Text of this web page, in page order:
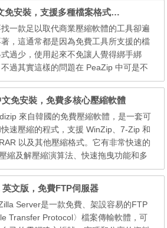
、CPIO、DEB、ENC、GCA、GZ、GZ
、IMG、ISO、JAR、LHA、LIB、LZ
、MBF、MIM、NRG、PAK、PDI、
RAR、RPM、TAR、TAZ、TBZ、TG
、UUE、WAR、XPI、XXE、YZ1、Z、
ZOO，還可以開啟光碟映像...
PeaZip 9.9.1 繁體中文免安裝，支援多種檔案格式的免費壓縮工具
一款足以取代商業壓縮軟體的工具卻遍
，這通常都是因為免費工具所支援的檔
過少，使用起來不免讓人覺得綁手綁
過其實這樣的問題在 PeaZip 中可是不
喔。PeaZip 是一款免費且開放原始碼
案壓縮工具，它提供了方便的圖形操作介
使用者可以很容易就輕鬆上手，不需要
雜的指令。且它還是一款存在於多種作
的工具軟體，它共有 Windows 、 Linu
用版本，讓你即...
免安裝，免費多核心壓縮軟體
來自韓國的免費壓縮軟體，是一套可
速壓縮的程式，支援 WinZip、7-Zip 和
以及其他壓縮格式。它有非常快速的
縮及解壓縮演算法、快速拖曳功能和多
縮功能。而開啟壓縮檔時左側有檔案總
且這款壓縮軟體是完全的支援unicod
援多核心壓縮、快速壓縮等功能。 支援
及解壓縮 : Zip(z01)、ZipX(zx01)、TA
文版，免費FTP伺服器
Server是一款免費、架設容易的FTP
Transfer Protocol〉檔案傳輸軟體，可